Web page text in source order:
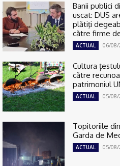
Banii publici
uscat: DUS
plătiţi
către firme
ACTUAL 06/08/
Cultura
către
patrimoniul
ACTUAL 05/08/
Topitoriile
Garda de
ACTUAL 05/08/